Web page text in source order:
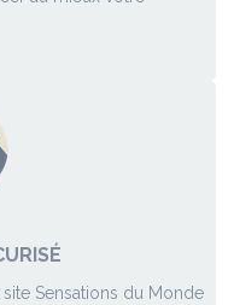
Sensations du Monde